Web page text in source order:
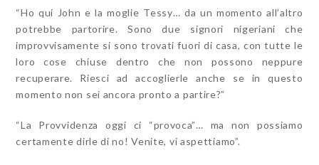
“Ho qui John e la moglie Tessy… da un momento all’altro
potrebbe partorire. Sono due signori nigeriani che
improvvisamente si sono trovati fuori di casa, con tutte le
loro cose chiuse dentro che non possono neppure
recuperare. Riesci ad accoglierle anche se in questo
momento non sei ancora pronto a partire?”
“La Provvidenza oggi ci “provoca”… ma non possiamo
certamente dirle di no! Venite, vi aspettiamo”.